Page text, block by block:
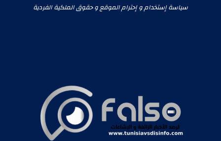
سياسة إستخدام و إحترام الموقع و حقوق الملكية الفردية